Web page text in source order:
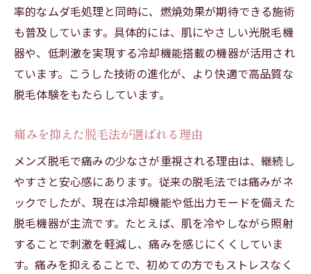
率的なムダ毛処理と同時に、燃焼効果が期待できる施術
も普及しています。具体的には、肌にやさしい光脱毛機
器や、低刺激を実現する冷却機能搭載の機器が活用され
ています。こうした技術の進化が、より快適で高品質な
脱毛体験をもたらしています。
痛みを抑えた脱毛法が選ばれる理由
メンズ脱毛で痛みの少なさが重視される理由は、継続し
やすさと安心感にあります。従来の脱毛法では痛みがネ
ックでしたが、現在は冷却機能や低出力モードを備えた
脱毛機器が主流です。たとえば、肌を冷やしながら照射
することで刺激を軽減し、痛みを感じにくくしていま
す。痛みを抑えることで、初めての方でもストレスなく